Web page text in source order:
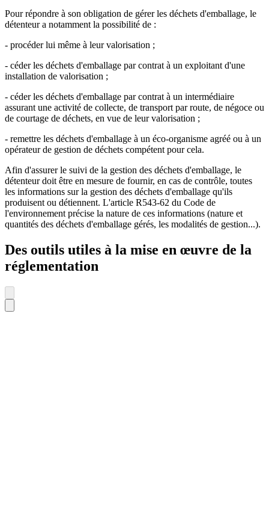
Pour répondre à son obligation de gérer les déchets d'emballage, le
détenteur a notamment la possibilité de :
- procéder lui même à leur valorisation ;
- céder les déchets d'emballage par contrat à un exploitant d'une
installation de valorisation ;
- céder les déchets d'emballage par contrat à un intermédiaire
assurant une activité de collecte, de transport par route, de négoce ou
de courtage de déchets, en vue de leur valorisation ;
- remettre les déchets d'emballage à un éco-organisme agréé ou à un
opérateur de gestion de déchets compétent pour cela.
Afin d'assurer le suivi de la gestion des déchets d'emballage, le
détenteur doit être en mesure de fournir, en cas de contrôle, toutes
les informations sur la gestion des déchets d'emballage qu'ils
produisent ou détiennent. L'article R543-62 du Code de
l'environnement précise la nature de ces informations (nature et
quantités des déchets d'emballage gérés, les modalités de gestion...).
Des outils utiles à la mise en œuvre de la
réglementation